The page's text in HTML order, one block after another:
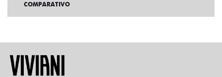
COMPARATIVO